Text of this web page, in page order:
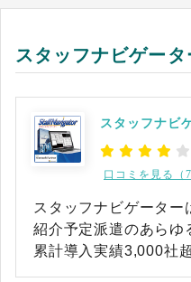
スタッフナビゲータ
スタッフナビ
口コミを見る（7
スタッフナビゲーター
紹介予定派遣のあらゆ
累計導入実績3,000社